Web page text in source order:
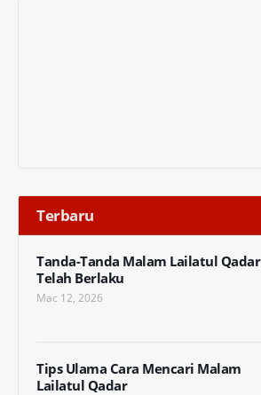
Terbaru
Tanda-Tanda Malam Lailatul Qadar
Telah Berlaku
Mac 12, 2026
Tips Ulama Cara Mencari Malam
Lailatul Qadar